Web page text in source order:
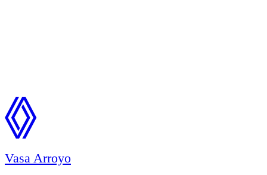
Vasa Arroyo